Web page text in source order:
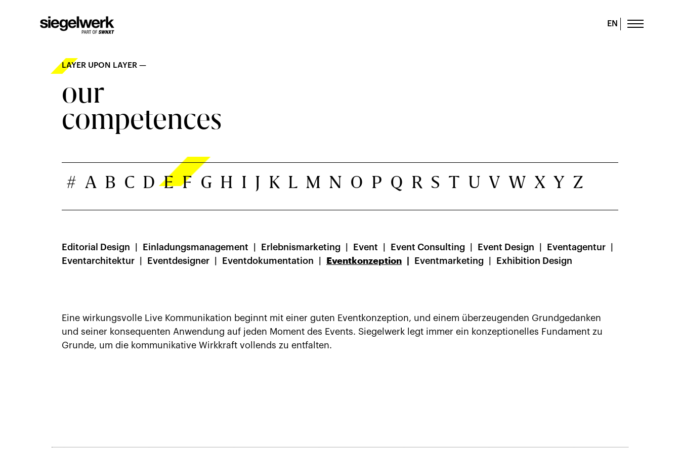
EN
LAYER UPON LAYER —
our
competences
# A B C D E F G H I J K L M N O P Q R S T U V W X Y Z
Editorial Design Einladungsmanagement Erlebnismarketing Event Event Consulting Event Design
Eventagentur
Eventarchitektur
Eventdesigner Eventdokumentation Eventkonzeption Eventmarketing Exhibition Design
Eine wirkungsvolle Live Kommunikation beginnt mit einer guten Eventkonzeption, und einem überzeugenden Grundgedanken
und seiner konsequenten Anwendung auf jeden Moment des Events. Siegelwerk legt immer ein konzeptionelles Fundament zu
Grunde, um die kommunikative Wirkkraft vollends zu entfalten.